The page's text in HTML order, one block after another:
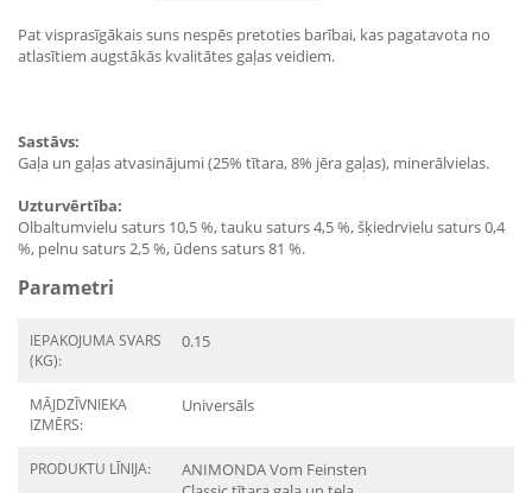
Pat visprasīgākais suns nespēs pretoties barībai, kas pagatavota no
atlasītiem augstākās kvalitātes gaļas veidiem.
Sastāvs:
Gaļa un gaļas atvasinājumi (25% tītara, 8% jēra gaļas), minerālvielas.
Uzturvērtība:
Olbaltumvielu saturs 10,5 %, tauku saturs 4,5 %, šķiedrvielu saturs 0,4
%, pelnu saturs 2,5 %, ūdens saturs 81 %.
Parametri
IEPAKOJUMA SVARS
(KG):
0.15
MĀJDZĪVNIEKA
IZMĒRS:
Universāls
PRODUKTU LĪNIJA:
ANIMONDA Vom Feinsten